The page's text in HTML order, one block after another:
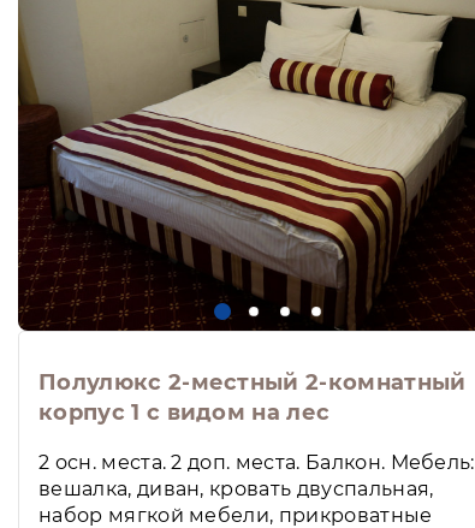
Полулюкс 2-местный 2-комнатный
корпус 1 с видом на лес
2 осн. места. 2 доп. места. Балкон. Мебель:
вешалка, диван, кровать двуспальная,
набор мягкой мебели, прикроватные